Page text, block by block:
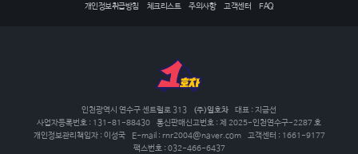
개인정보취급방침 체크리스트 주의사항 고객센터 FAQ
인천광역시 연수구 센트럴로 313 (주)일호차
대표 : 지금선
사업자등록번호 : 131-81-88430
통신판매신고번호 : 제 2025-인천연수구-2287 호
개인정보관리책임자 : 이성국
E-mail : rnr2004@naver.com
고객센터 : 1661-9177
팩스번호 : 032-466-6437